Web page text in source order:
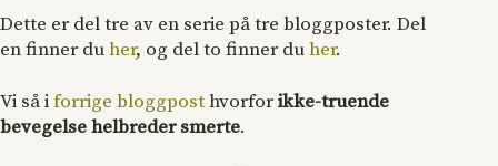
Dette er del tre av en serie på tre bloggposter. Del
en finner duher, og del to finner duher.
Vi så iforrige bloggposthvorforikke-truende
bevegelse helbreder smerte.